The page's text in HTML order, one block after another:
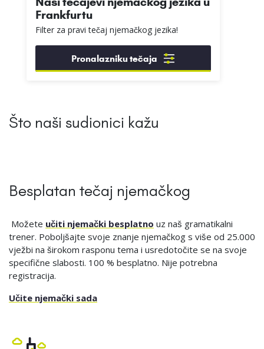
Frankfurtu
Filter za pravi tečaj njemačkog jezika!
Pronalazniku tečaja
Što naši sudionici kažu
Besplatan tečaj njemačkog
Možete učiti njemački besplatno uz naš gramatikalni
trener. Poboljšajte svoje znanje njemačkog s više od 25.000
vježbi na širokom rasponu tema i usredotočite se na svoje
specifične slabosti. 100 % besplatno. Nije potrebna
registracija.
Učite njemački sada